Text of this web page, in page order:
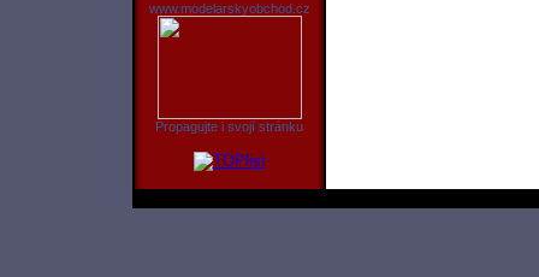
www.modelarskyobchod.cz
Propagujte i svojí stránku